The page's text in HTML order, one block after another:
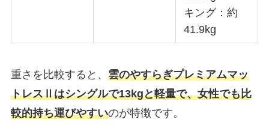
キング：約
41.9kg
重さを比較すると、 雲のやすらぎプレミアムマッ
トレスⅡはシングルで13kgと軽量で、女性でも比
較的持ち運びやすいのが特徴です。